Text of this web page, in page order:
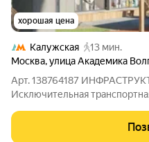
хорошая цена
Калужская
13 мин.
Москва,улица Академика
Арт. 138764187
Исключительная
метро, ТЦ, остановка «Ул.